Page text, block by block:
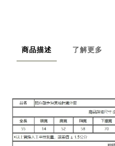
商品描述 了解更多